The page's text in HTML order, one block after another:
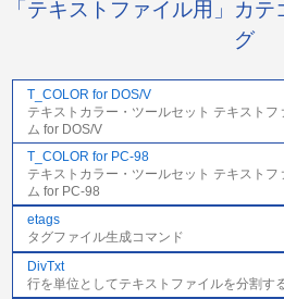
「テキストファイル用」カ
グ
T_COLOR for DOS/V
テキストカラー・ツールセット テキスト
ム for DOS/V
T_COLOR for PC-98
テキストカラー・ツールセット テキスト
ム for PC-98
etags
タグファイル生成コマンド
DivTxt
行を単位としてテキストファイルを分割す